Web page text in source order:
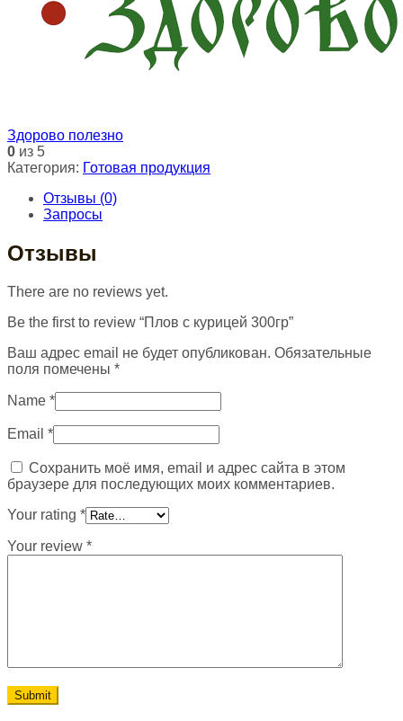
Здорово полезно
0 из 5
Категория: Готовая продукция
Отзывы (0)
Запросы
Отзывы
There are no reviews yet.
Be the first to review “Плов с курицей 300гр”
Ваш адрес email не будет опубликован. Обязательные
поля помечены *
Name *
Email *
Сохранить моё имя, email и адрес сайта в этом
браузере для последующих моих комментариев.
Your rating *
Your review *